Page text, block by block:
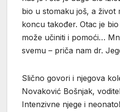
bio u stomaku još, a život
koncu također. Otac je
može učiniti i pomoći…
svemu – priča nam dr.
Slično govori i njegova
Novaković Bošnjak,
Intenzivne njege i